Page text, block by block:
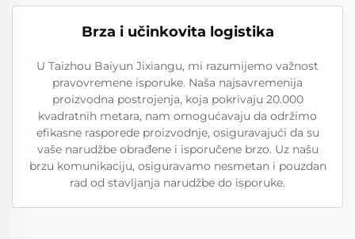
Brza i učinkovita logistika
U Taizhou Baiyun Jixiangu, mi razumijemo važnost
pravovremene isporuke. Naša najsavremenija
proizvodna postrojenja, koja pokrivaju 20.000
kvadratnih metara, nam omogućavaju da održimo
efikasne rasporede proizvodnje, osiguravajući da su
vaše narudžbe obrađene i isporučene brzo. Uz našu
brzu komunikaciju, osiguravamo nesmetan i pouzdan
rad od stavljanja narudžbe do isporuke.